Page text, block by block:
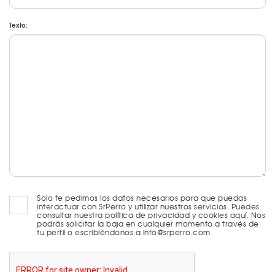
Texto:
Solo te pedimos los datos necesarios para que puedas
interactuar con SrPerro y utilizar nuestros servicios. Puedes
consultar nuestra política de privacidad y cookies aquí. Nos
podrás solicitar la baja en cualquier momento a través de
tu perfil o escribiéndonos a info@srperro.com